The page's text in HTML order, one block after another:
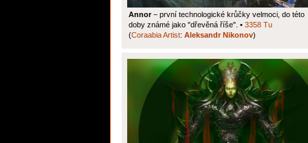
Annor− první technologické krůčky velmoci, do této
doby známé jako "dřevěná říše". • 3358 Tu
(Coraabia Artist: Aleksandr Nikonov)